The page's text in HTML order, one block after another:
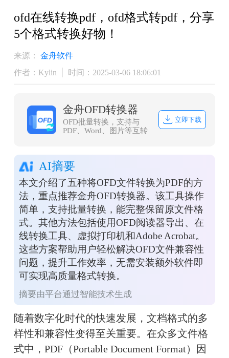
ofd在线转换pdf，ofd格式转pdf，分享
5个格式转换好物！
来源：
金舟软件
作者：Kylin
时间：2025-03-06 18:06:01
金舟OFD转换器
OFD批量转换，支持与
PDF、Word、图片等互转
立即下载
AI摘要
本文介绍了五种将OFD文件转换为PDF的方
法，重点推荐金舟OFD转换器。该工具操作
简单，支持批量转换，能完整保留原文件格
式。其他方法包括使用OFD阅读器导出、在
线转换工具、虚拟打印机和Adobe Acrobat。
这些方案帮助用户轻松解决OFD文件兼容性
问题，提升工作效率，无需安装额外软件即
可实现高质量格式转换。
摘要由平台通过智能技术生成
随着数字化时代的快速发展，文档格式的多
样性和兼容性变得至关重要。在众多文件格
式中，PDF（Portable Document Format）因